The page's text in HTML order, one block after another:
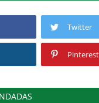
Twitter
Pinterest